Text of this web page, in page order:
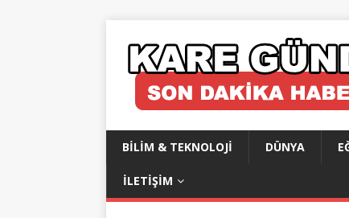
BILIM & TEKNOLOJI DÜNYA
İLETIŞIM